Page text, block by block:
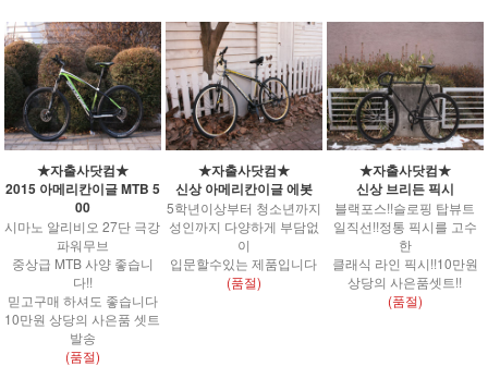
★자출사닷컴★
2015 아메리칸이글 MTB 5
00
시마노 알리비오 27단 극강
파워무브
중상급 MTB 사양 좋습니
다!!
믿고구매 하셔도 좋습니다
10만원 상당의 사은품 셋트
발송
(품절)
★자출사닷컴★
신상 아메리칸이글 에봇
5학년이상부터 청소년까지
성인까지 다양하게 부담없
이
입문할수있는 제품입니다
(품절)
★자출사닷컴★
신상 브리든 픽시
블랙포스!!슬로핑 탑뷰트
일직선!!정통 픽시를 고수
한
클래식 라인 픽시!!10만원
상당의 사은품셋트!!
(품절)